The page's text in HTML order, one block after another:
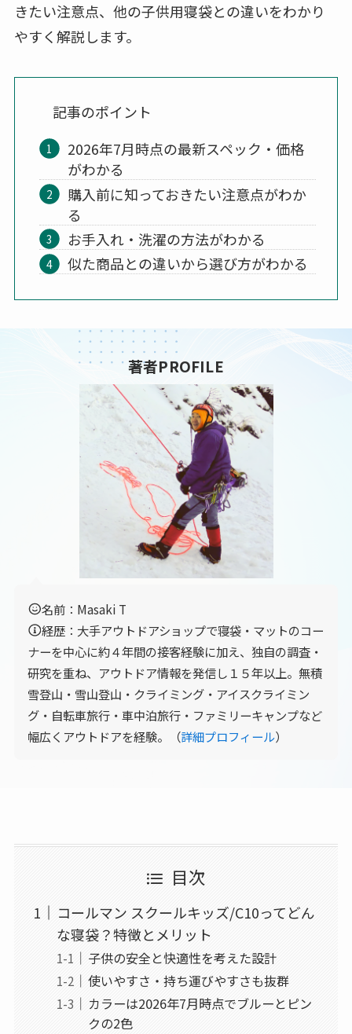
きたい注意点、他の子供用寝袋との違いをわかり
やすく解説します。
記事のポイント
2026年7月時点の最新スペック・価格
がわかる
購入前に知っておきたい注意点がわか
る
お手入れ・洗濯の方法がわかる
似た商品との違いから選び方がわかる
著者PROFILE
名前：Masaki T
経歴：大手アウトドアショップで寝袋・マットのコー
ナーを中心に約４年間の接客経験に加え、独自の調査・
研究を重ね、アウトドア情報を発信し１５年以上。無積
雪登山・雪山登山・クライミング・アイスクライミン
グ・自転車旅行・車中泊旅行・ファミリーキャンプなど
幅広くアウトドアを経験。（詳細プロフィール）
目次
コールマン スクールキッズ/C10ってどん
な寝袋？特徴とメリット
子供の安全と快適性を考えた設計
使いやすさ・持ち運びやすさも抜群
カラーは2026年7月時点でブルーとピン
クの2色